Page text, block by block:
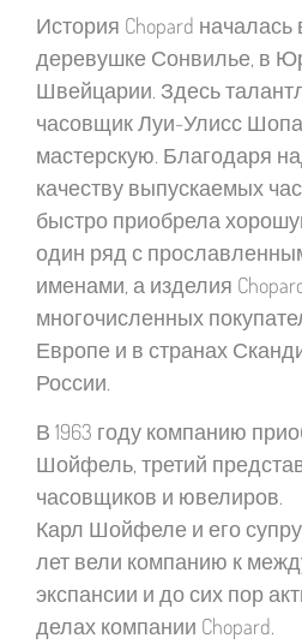
История Chopard началась
деревушке Сонвилье, в
Швейцарии. Здесь
часовщик Луи-Улисс
мастерскую. Благодаря
качеству выпускаемых
быстро приобрела
один ряд с
именами, а изделия
многочисленных
Европе и в странах
России.
В 1963 году компанию
Шойфель, третий
часовщиков и ювелиров.
Карл Шойфеле и его
лет вели компанию к
экспансии и до сих пор
делах компании Chopard.